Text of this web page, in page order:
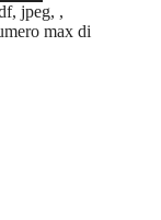
jpeg, ,
max di